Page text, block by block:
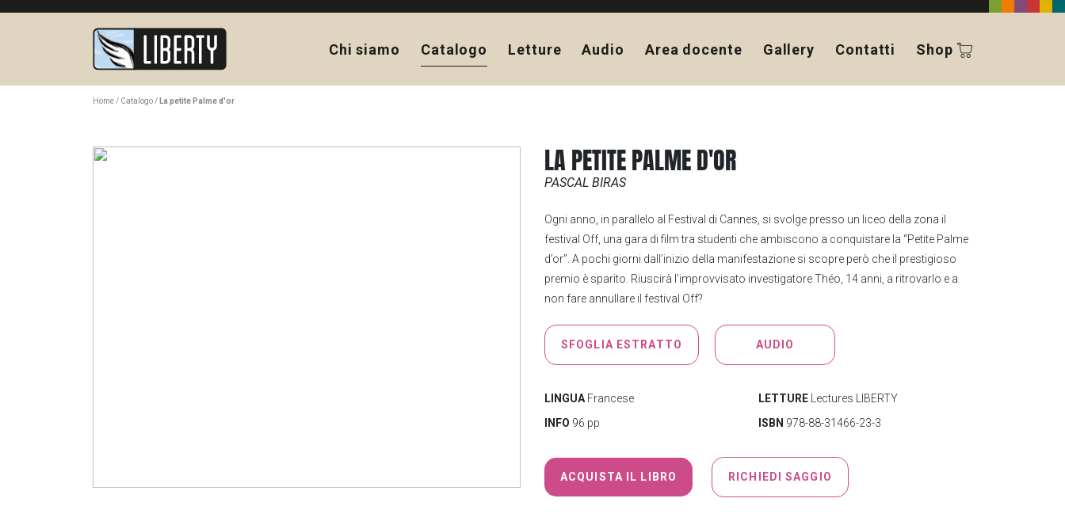
Chi siamo Catalogo Letture Audio Area docente Gallery Contatti Shop
Home Catalogo La petite Palme d'or
LA PETITE PALME D'OR
PASCAL BIRAS
Ogni anno, in parallelo al Festival di Cannes, si svolge presso un liceo della zona il
festival Off, una gara di film tra studenti che ambiscono a conquistare la “Petite Palme
d’or”. A pochi giorni dall’inizio della manifestazione si scopre però che il prestigioso
premio è sparito. Riuscirà l’improvvisato investigatore Théo, 14 anni, a ritrovarlo e a
non fare annullare il festival Off?
SFOGLIA ESTRATTO AUDIO
LINGUA Francese LETTURE Lectures LIBERTY
INFO 96 pp ISBN 978-88-31466-23-3
ACQUISTA IL LIBRO RICHIEDI SAGGIO